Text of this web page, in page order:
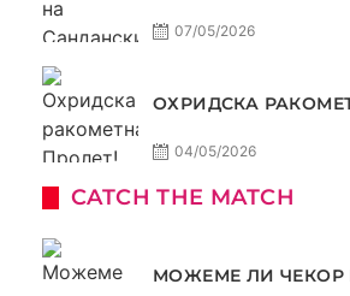
07/05/2026
ОХРИДСКА
04/05/2026
CATCH THE MATCH
МОЖЕМЕ ЛИ ЧЕКОР